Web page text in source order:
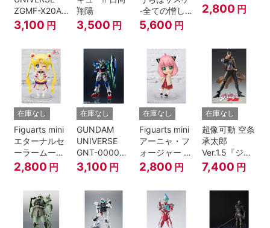
ZGMF-X20A
STRIKE
FREEDOM
3,100 円
翔陽
3,500 円
-全ての憎しみ
を背負う者-
『NARUTO -
5,600 円
けけこーで-
『SPY×FAMILY』
2,800 円
在庫なし
Figuarts mini
エターナルセ
ーラームーン-
Cosmos
edition-『美
ラームーン
Cosmos』
2,800 円
在庫なし
GUNDAM
UNIVERSE
GNT-0000
00 QAN[T]
3,100 円
在庫なし
Figuarts mini
アーニャ・フ
ォージャー -
おでけけこー
で-
2,800 円
在庫なし
超像可動 空条
承太郎
Ver.1.5『ジョ
ジョの奇妙な
冒険 第3部』
7,400 円